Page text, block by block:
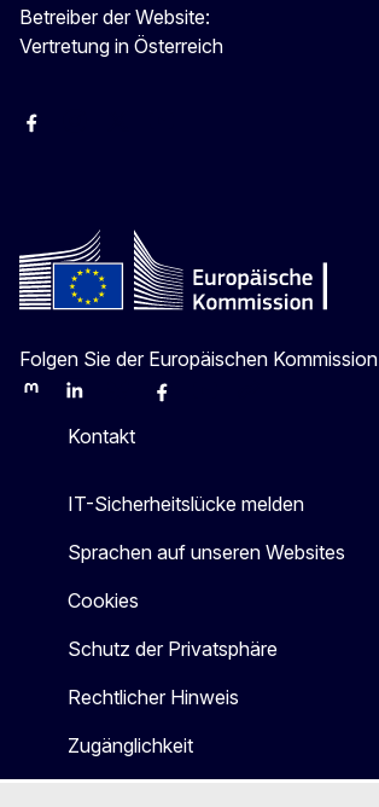
Betreiber der Website:
Vertretung in Österreich
Facebook
Folgen Sie der Europäischen Kommission
MastodonLinkedInBlueskyFacebook
Kontakt
IT-Sicherheitslücke melden
Sprachen auf unseren Websites
Cookies
Schutz der Privatsphäre
Rechtlicher Hinweis
Zugänglichkeit